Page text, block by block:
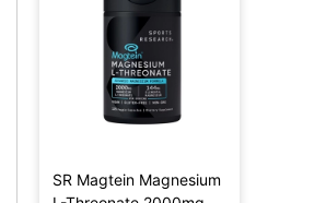
SR Magtein Magnesium